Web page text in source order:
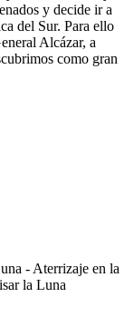
y decide ir a
del Sur. Para ello
Alcázar, a
como gran
- Aterrizaje en la
la Luna